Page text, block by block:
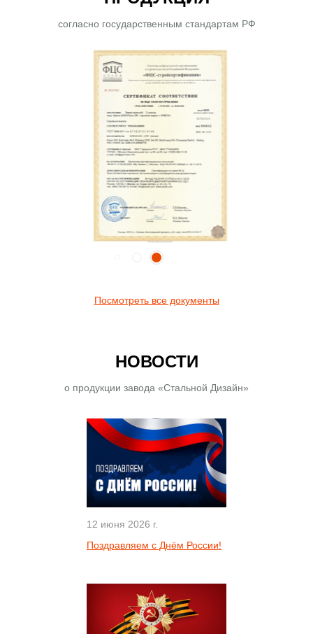
согласно государственным стандартам РФ
Посмотреть все документы
НОВОСТИ
о продукции завода «Стальной Дизайн»
12 июня 2026 г.
Поздравляем с Днём России!